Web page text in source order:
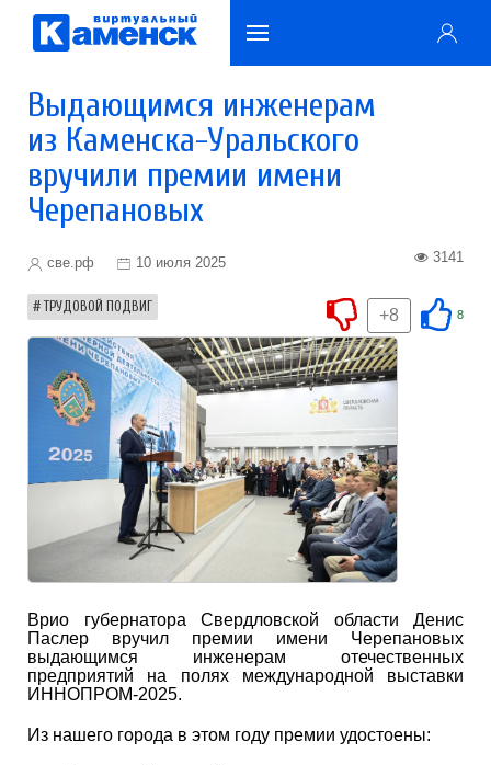
Выдающимся инженерам
из Каменска-Уральского
вручили премии имени
Черепановых
све.рф 10 июля 2025 3141
ТРУДОВОЙ ПОДВИГ 8
+8
Врио губернатора Свердловской области Денис
Паслер вручил премии имени Черепановых
выдающимся инженерам отечественных
предприятий на полях международной выставки
ИННОПРОМ-2025.
Из нашего города в этом году премии удостоены: